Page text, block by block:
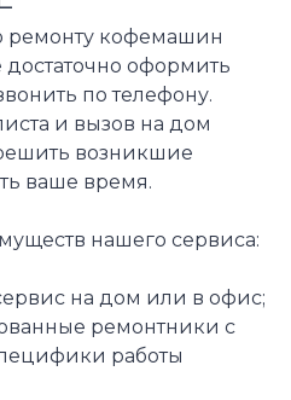
ремонту кофемашин
достаточно оформить
по телефону.
и вызов на дом
возникшие
ваше время.
нашего сервиса:
на дом или в офис;
ремонтники с
работы